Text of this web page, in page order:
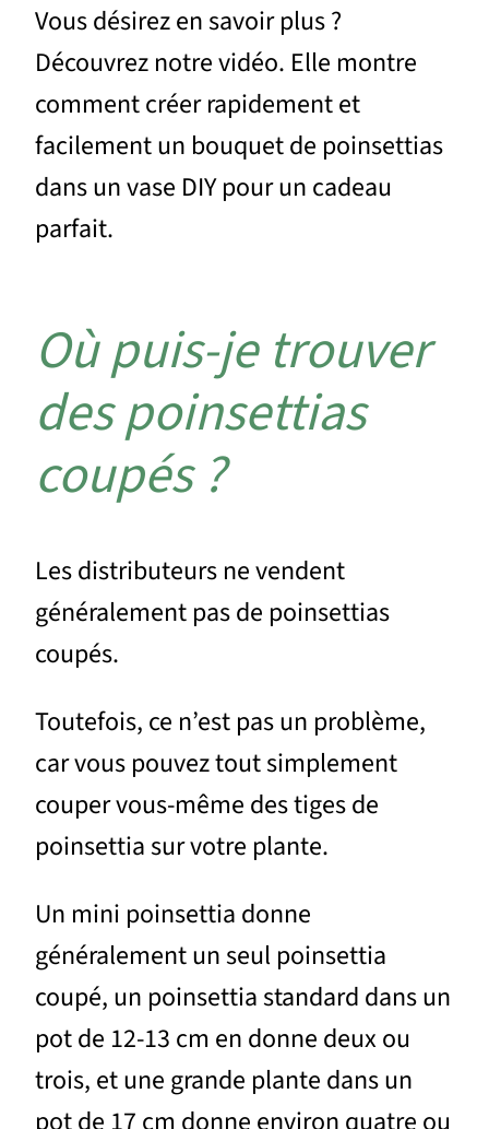
Vous désirez en savoir plus ?
Découvrez notre vidéo. Elle montre
comment créer rapidement et
facilement un bouquet de poinsettias
dans un vase DIY pour un cadeau
parfait.
Où puis-je trouver
des poinsettias
coupés ?
Les distributeurs ne vendent
généralement pas de poinsettias
coupés.
Toutefois, ce n’est pas un problème,
car vous pouvez tout simplement
couper vous-même des tiges de
poinsettia sur votre plante.
Un mini poinsettia donne
généralement un seul poinsettia
coupé, un poinsettia standard dans un
pot de 12-13 cm en donne deux ou
trois, et une grande plante dans un